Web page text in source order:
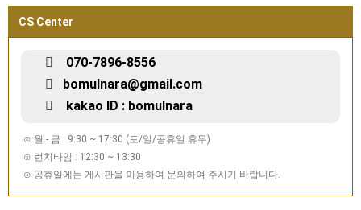
CS Center
070-7896-8556
bomulnara@gmail.com
kakao ID : bomulnara
⊙ 월 - 금 : 9:30 ~ 17:30 (토/일/공휴일 휴무)
⊙ 런치타임 : 12:30 ~ 13:30
⊙ 공휴일에는 게시판을 이용하여 문의하여 주시기 바랍니다.